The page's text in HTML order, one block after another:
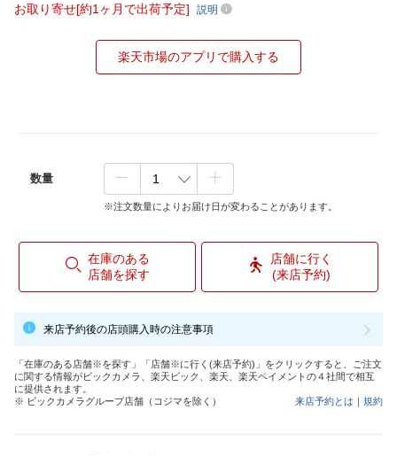
お取り寄せ[約1ヶ月で出荷予定] 説明
楽天市場のアプリで購入する
数量
※注文数量によりお届け日が変わることがあります。
在庫のある
店舗を探す
店舗に行く
(来店予約)
来店予約後の店頭購入時の注意事項
「在庫のある店舗※を探す」「店舗※に行く(来店予約)」をクリックすると、ご注文
に関する情報がビックカメラ、楽天ビック、楽天、楽天ペイメントの４社間で相互
に提供されます。
※ ビックカメラグループ店舗（コジマを除く）
来店予約とは ｜ 規約